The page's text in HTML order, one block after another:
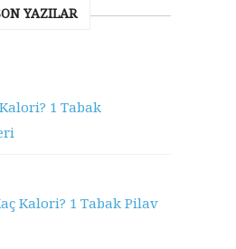
YAZILAR
1 Tabak
Kalori? 1 Tabak Pilav